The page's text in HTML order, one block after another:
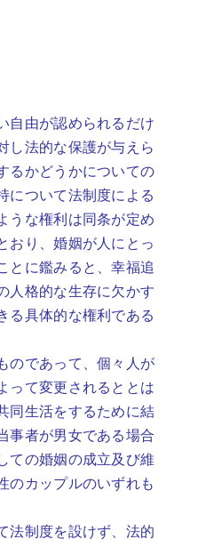
自由が認められるだけ
し法的な保護が与えら
るかどうかについての
について法制度による
うな権利は同条が定め
おり、婚姻が人にとっ
とに鑑みると、幸福追
人格的な生存に欠かす
る具体的な権利である
のであって、個々人が
って変更されるととは
同生活をするために結
事者が男女である場合
ての婚姻の成立及び維
のカップルのいずれも
法制度を設けず、法的